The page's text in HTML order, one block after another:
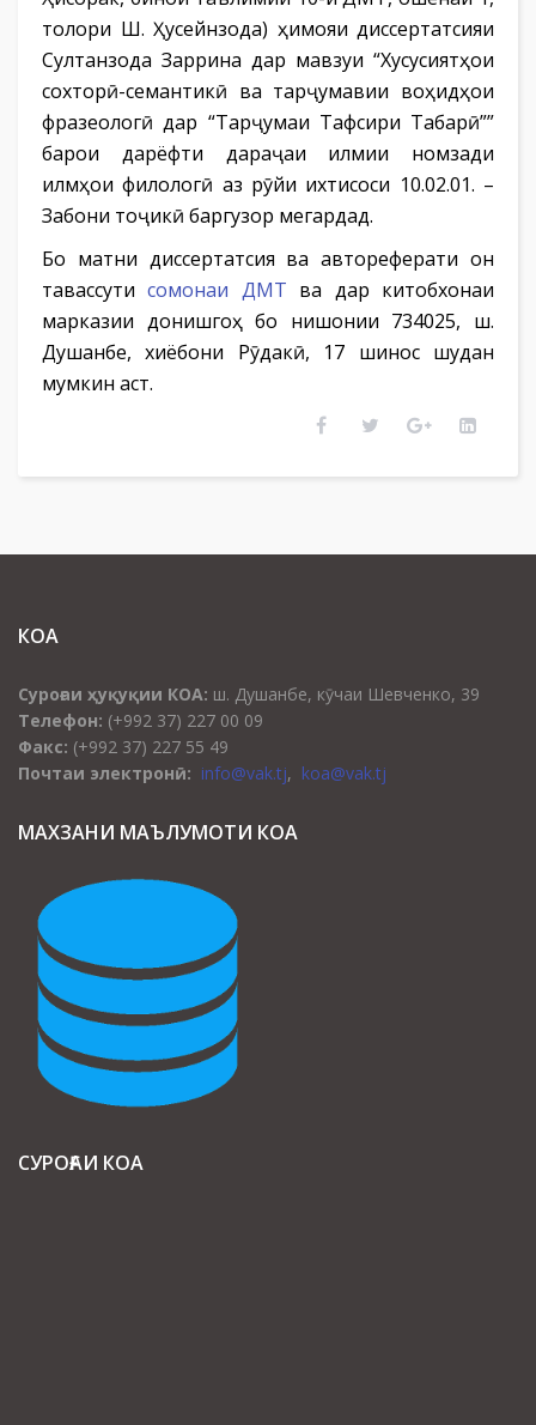
толори Ш. Ҳусейнзода) ҳимояи диссертатсияи
Султанзода Заррина дар мавзуи “Хусусиятҳои
сохторӣ-семантикӣ ва тарҷумавии воҳидҳои
фразеологӣ дар “Тарҷумаи Тафсири Табарӣ””
барои дарёфти дараҷаи илмии номзади
илмҳои филологӣ аз рӯйи ихтисоси 10.02.01. –
Забони тоҷикӣ баргузор мегардад.
Бо матни диссертатсия ва автореферати он
тавассутисомонаи ДМТ ва дар китобхонаи
марказии донишгоҳ бо нишонии 734025, ш.
Душанбе, хиёбони Рӯдакӣ, 17 шинос шудан
мумкин аст.
КОА
Суроғаи ҳуқуқии КОА: ш. Душанбе, кӯчаи Шевченко, 39
Телефон: (+992 37) 227 00 09
Факс: (+992 37) 227 55 49
Почтаи электронӣ: info@vak.tj, koa@vak.tj
МАХЗАНИ МАЪЛУМОТИ КОА
СУРОҒАИ КОА